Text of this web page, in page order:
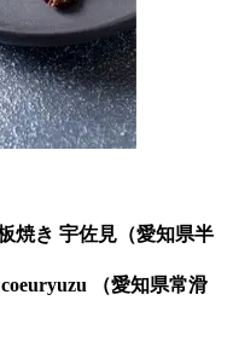
き 宇佐見（愛知県半
（愛知県常滑